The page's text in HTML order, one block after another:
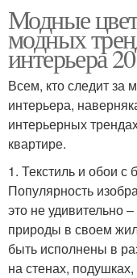
Модные
модных
интерьера
Всем, кто следит за
интерьера,
интерьерных
квартире.
1. Текстиль и обои с
Популярность
это не удивительно
природы в своем
быть исполнены в
на стенах,